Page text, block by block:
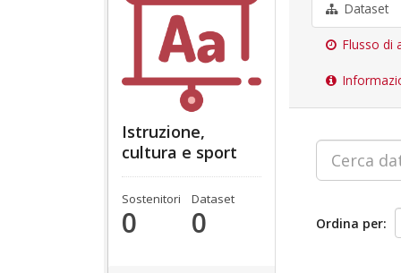
Istruzione,
cultura e sport
Sostenitori
0
Dataset
0
Dataset
Flusso di
Ordina per